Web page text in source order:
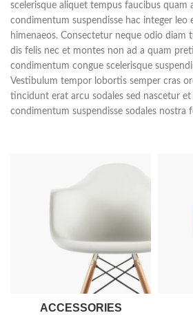
scelerisque aliquet tempus faucibus quam
condimentum suspendisse hac integer leo
himenaeos. Consectetur neque odio diam
dis felis nec et montes non ad a quam
condimentum congue scelerisque
Vestibulum tempor lobortis semper cras
tincidunt erat arcu sodales sed nascetur
condimentum suspendisse sodales nostra
ACCESSORIES